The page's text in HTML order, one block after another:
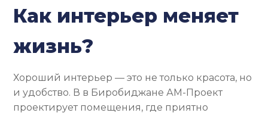
Как интерьер меняет
жизнь?
Хороший интерьер — это не только красота, но
и удобство. В в Биробиджане АМ-Проект
проектирует помещения, где приятно